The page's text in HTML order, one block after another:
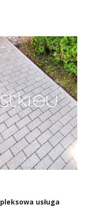
usługa